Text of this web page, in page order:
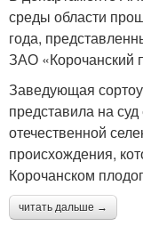
среды области
года,
ЗАО «Корочанский
Заведующая
представила на
отечественной
происхождения,
Корочанском
читать дальше →